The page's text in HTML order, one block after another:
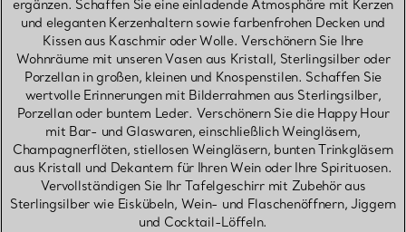
ergänzen. Schaffen Sie eine einladende Atmosphäre mit Kerzen
und eleganten Kerzenhaltern sowie farbenfrohen Decken und
Kissen aus Kaschmir oder Wolle. Verschönern Sie Ihre
Wohnräume mit unseren Vasen aus Kristall, Sterlingsilber oder
Porzellan in großen, kleinen und Knospenstilen. Schaffen Sie
wertvolle Erinnerungen mit Bilderrahmen aus Sterlingsilber,
Porzellan oder buntem Leder. Verschönern Sie die Happy Hour
mit Bar- und Glaswaren, einschließlich Weingläsern,
Champagnerflöten, stiellosen Weingläsern, bunten Trinkgläsern
aus Kristall und Dekantern für Ihren Wein oder Ihre Spirituosen.
Vervollständigen Sie Ihr Tafelgeschirr mit Zubehör aus
Sterlingsilber wie Eiskübeln, Wein- und Flaschenöffnern, Jiggern
und Cocktail-Löffeln.